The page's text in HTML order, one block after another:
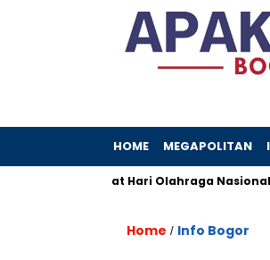
HOME MEGAPOLITAN
Selamat Hari Olahraga Nasional
Home / Info Bogor